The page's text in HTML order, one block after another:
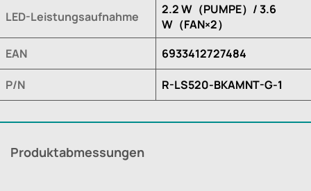
LED-Leistungsaufnahme
2.2 W（PUMPE）/ 3.6
W（FAN×2）
EAN
6933412727484
P/N R-LS520-BKAMNT-G-1
Produktabmessungen